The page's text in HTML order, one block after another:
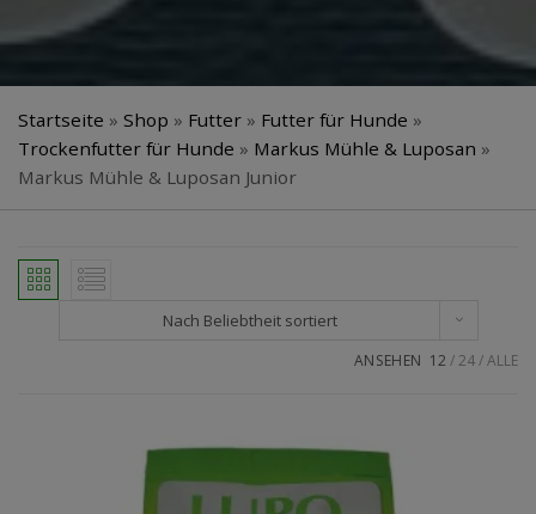
Startseite » Shop » Futter » Futter für Hunde »
Trockenfutter für Hunde » Markus Mühle & Luposan »
Markus Mühle & Luposan Junior
Nach Beliebtheit sortiert
ANSEHEN 12 24 ALLE